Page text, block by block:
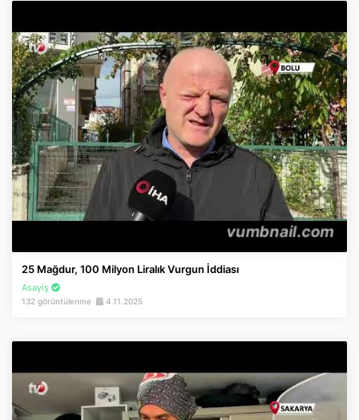
25 Mağdur, 100 Milyon Liralık Vurgun İddiası
Asayiş
132 görüntülenme 4.11.2025